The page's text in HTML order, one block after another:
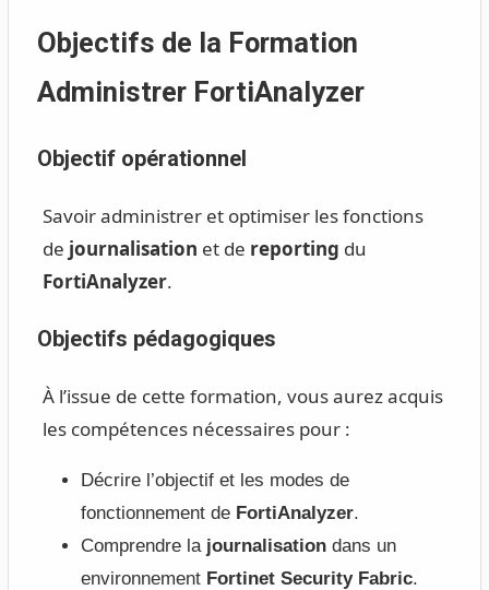
Objectifs de la Formation
Administrer FortiAnalyzer
Objectif opérationnel
Savoir administrer et optimiser les fonctions
de journalisation et de reporting du
FortiAnalyzer.
Objectifs pédagogiques
À l’issue de cette formation, vous aurez acquis
les compétences nécessaires pour :
Décrire l’objectif et les modes de
fonctionnement de FortiAnalyzer.
Comprendre la journalisationdans un
environnement Fortinet Security Fabric.